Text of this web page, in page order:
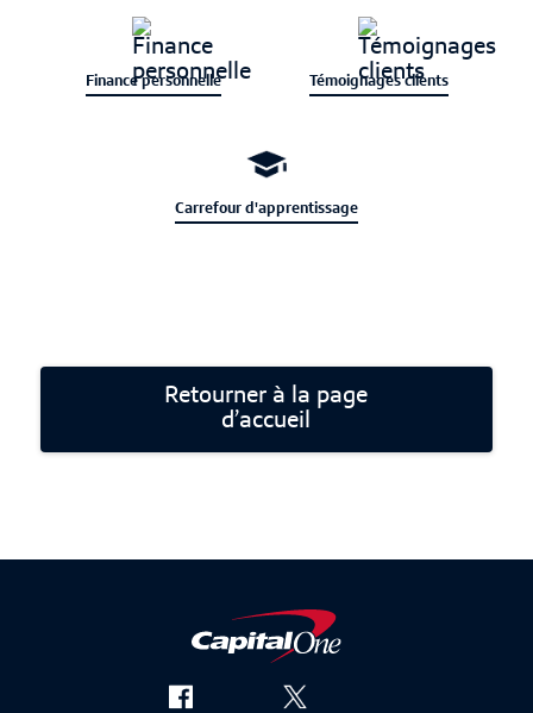
Finance personnelle Témoignages clients
Carrefour d'apprentissage
Retourner à la page
d’accueil